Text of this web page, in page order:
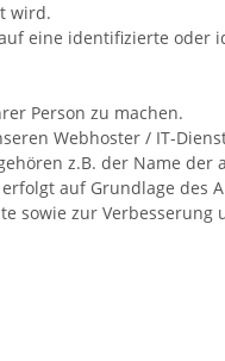
wird.
eine identifizierte oder
Person zu machen.
Webhoster / IT-
z.B. der Name
auf Grundlage
sowie zur Verbesserung